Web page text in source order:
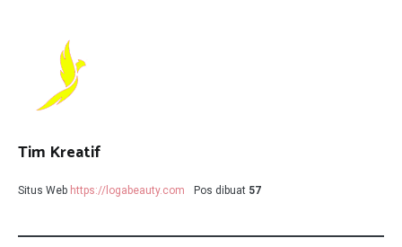
Tim Kreatif
Situs Web https://logabeauty.com Pos dibuat 57